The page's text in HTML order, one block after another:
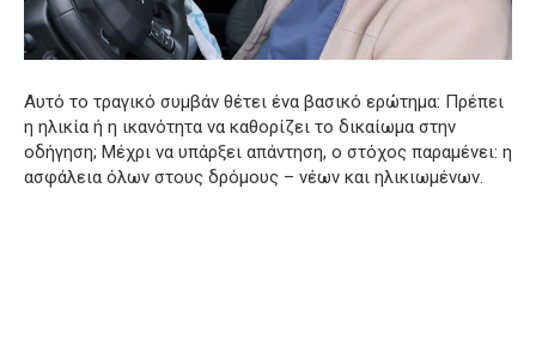
Αυτό το τραγικό συμβάν θέτει ένα βασικό ερώτημα: Πρέπει
η ηλικία ή η ικανότητα να καθορίζει το δικαίωμα στην
οδήγηση; Μέχρι να υπάρξει απάντηση, ο στόχος παραμένει: η
ασφάλεια όλων στους δρόμους – νέων και ηλικιωμένων.